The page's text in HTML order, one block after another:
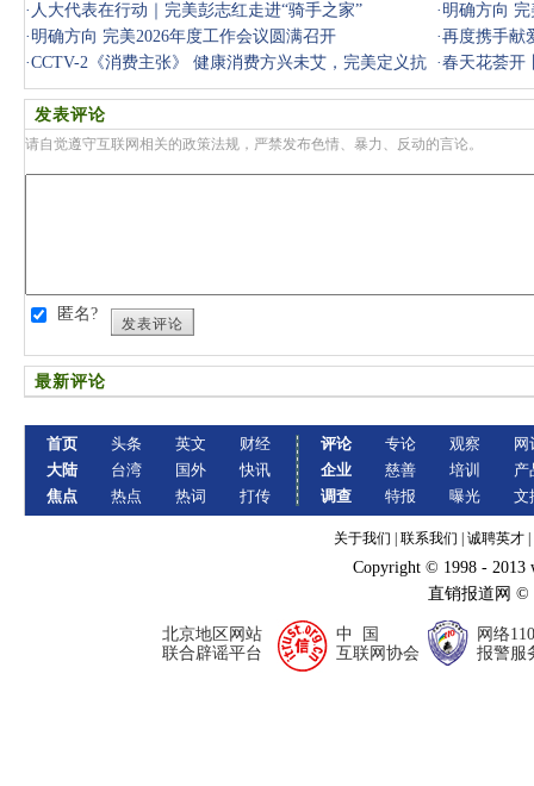
· 人大代表在行动｜完美彭志红走进“骑手之家” · 明确方向
· 明确方向 完美2026年度工作会议圆满召开 ·再度携手献
益活动
·CCTV-2《消费主张》 健康消费方兴未艾，完美定义抗
衰新纪元
·春天花荟开
办
发表评论
请自觉遵守互联网相关的政策法规，严禁发布色情、暴力、反动的言论。
匿名?
发表评论
最新评论
首页
大陆
焦点
头条
台湾
热点
英文
国外
热词
财经
快讯
打传
评论
企业
调查
专论
慈善
特报
观察
培训
曝光
网
产
文
关于我们 联系我们 诚聘英才
Copyright © 1998 - 2013
直销报道网
北京地区网站
联合辟谣平台
中 国
互联网协会
网络110
报警服